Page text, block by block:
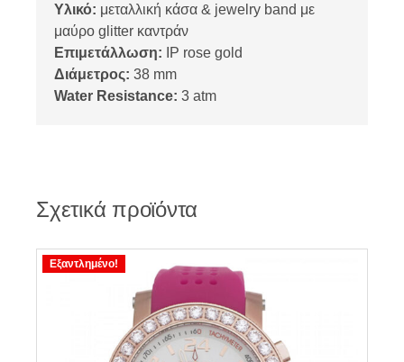
Υλικό: μεταλλική κάσα & jewelry band με
μαύρο glitter καντράν
Επιμετάλλωση: IP rose gold
Διάμετρος: 38 mm
Water Resistance: 3 atm
Σχετικά προϊόντα
Εξαντλημένο!